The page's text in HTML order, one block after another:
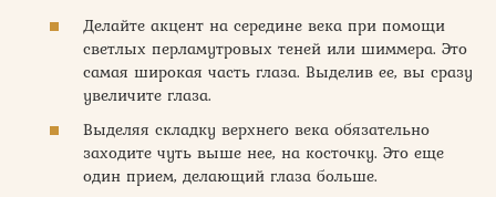
Делайте акцент на середине века при помощи
светлых перламутровых теней или шиммера. Это
самая широкая часть глаза. Выделив ее, вы сразу
увеличите глаза.
Выделяя складку верхнего века обязательно
заходите чуть выше нее, на косточку. Это еще
один прием, делающий глаза больше.